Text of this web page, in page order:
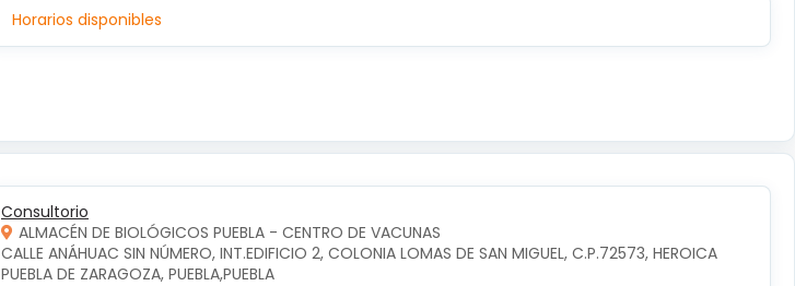
Horarios disponibles
Consultorio
ALMACÉN DE BIOLÓGICOS PUEBLA - CENTRO DE VACUNAS
CALLE ANÁHUAC SIN NÚMERO, INT.EDIFICIO 2, COLONIA LOMAS DE SAN MIGUEL, C.P.72573, HEROICA
PUEBLA DE ZARAGOZA, PUEBLA,PUEBLA